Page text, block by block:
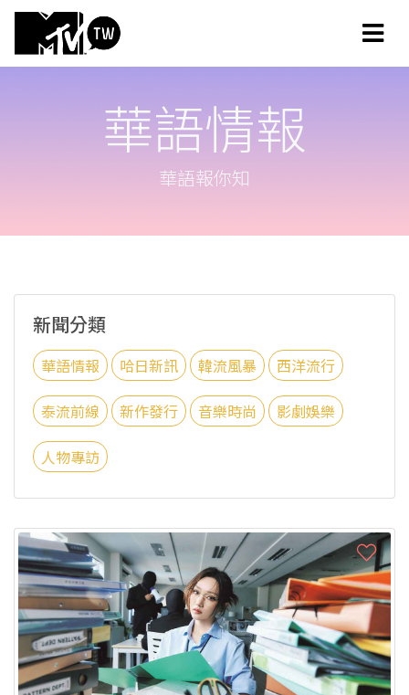
華語情報
華語報你知
新聞分類
華語情報 哈日新訊 韓流風暴 西洋流行
泰流前線 新作發行 音樂時尚 影劇娛樂
人物專訪